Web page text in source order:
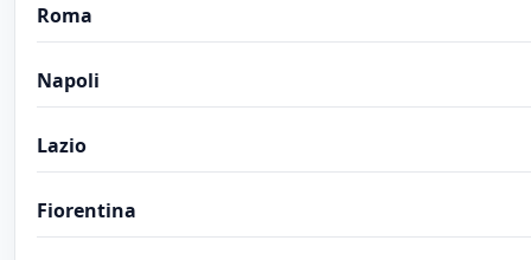
Roma
Napoli
Lazio
Fiorentina